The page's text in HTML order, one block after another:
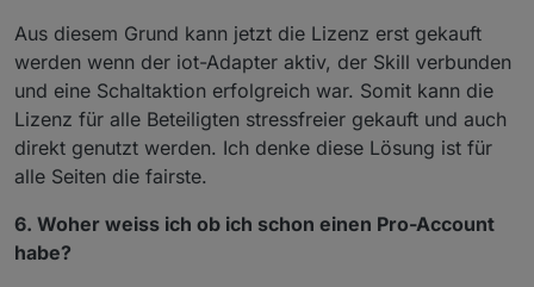
Aus diesem Grund kann jetzt die Lizenz erst gekauft
werden wenn der iot-Adapter aktiv, der Skill verbunden
und eine Schaltaktion erfolgreich war. Somit kann die
Lizenz für alle Beteiligten stressfreier gekauft und auch
direkt genutzt werden. Ich denke diese Lösung ist für
alle Seiten die fairste.
6. Woher weiss ich ob ich schon einen Pro-Account
habe?